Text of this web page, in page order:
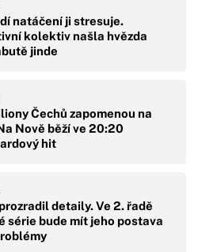
natáčení ji stresuje.
kolektiv našla hvězda
jinde
Čechů zapomenou na
Nově běží ve 20:20
hit
detaily. Ve 2. řadě
série bude mít jeho postava